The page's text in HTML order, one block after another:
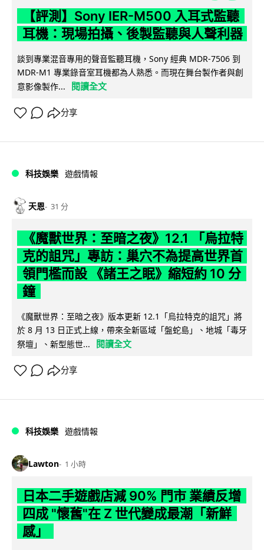
【評測】Sony IER-M500 入耳式監聽
耳機：現場拍攝、後製監聽與人聲利器
談到專業混音專用的聲音監聽耳機，Sony 經典 MDR-7506 到
MDR-M1 專業錄音室耳機都為人熟悉。而現在舞台製作者與創
意影像製作...
閱讀全文
分享
科技娛樂 遊戲情報
天恩 31 分
《魔獸世界：至暗之夜》12.1 「烏拉特
克的詛咒」專訪：巢穴不為提高世界首
領門檻而設 《諸王之眠》縮短約 10 分
鐘
《魔獸世界：至暗之夜》版本更新 12.1「烏拉特克的詛咒」將
於 8 月 13 日正式上線，帶來全新區域「盤蛇島」、地城「毒牙
祭壇」、新型態世...
閱讀全文
分享
科技娛樂 遊戲情報
Lawton 1 小時
日本二手遊戲店減 90% 門市 業績反增
四成 "懷舊"在 Z 世代變成最潮「新鮮
感」